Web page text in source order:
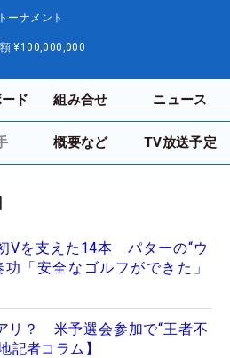
ーナメント
¥100,000,000
ド 組み合せ ニュース
概要など TV放送予定
Vを支えた14本 パターの“ウ
功「安全なゴルフができた」
リ？ 米予選会参加で“王者不
記者コラム】